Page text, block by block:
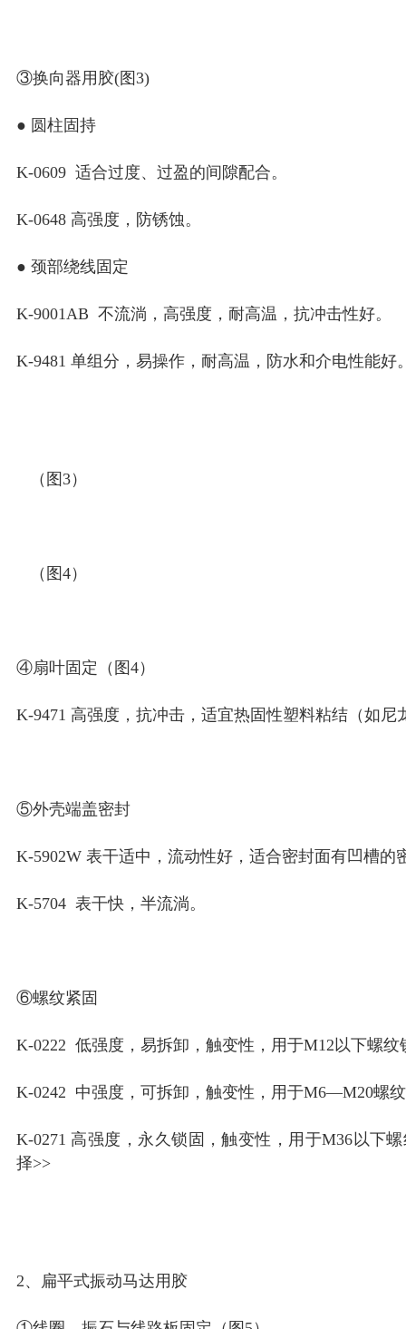
③换向器用胶(图3)
● 圆柱固持
K-0609 适合过度、过盈的间隙配合。
K-0648 高强度，防锈蚀。
● 颈部绕线固定
K-9001AB 不流淌，高强度，耐高温，抗冲击性好。
K-9481 单组分，易操作，耐高温，防水和介电性能好
（图3）
（图4）
④扇叶固定（图4）
K-9471 高强度，抗冲击，适宜热固性塑料粘结（如尼
⑤外壳端盖密封
K-5902W 表干适中，流动性好，适合密封面有凹槽的
K-5704 表干快，半流淌。
⑥螺纹紧固
K-0222 低强度，易拆卸，触变性，用于M12以下螺纹
K-0242 中强度，可拆卸，触变性，用于M6—M20螺
K-0271 高强度，永久锁固，触变性，用于M36以下
择>>
2、扁平式振动马达用胶